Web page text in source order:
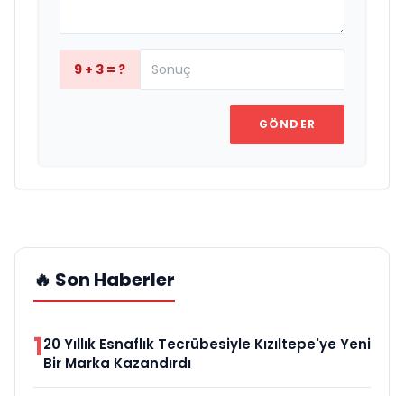
9 + 3 = ?
GÖNDER
🔥 Son Haberler
120 Yıllık Esnaflık Tecrübesiyle Kızıltepe'ye Yeni
Bir Marka Kazandırdı